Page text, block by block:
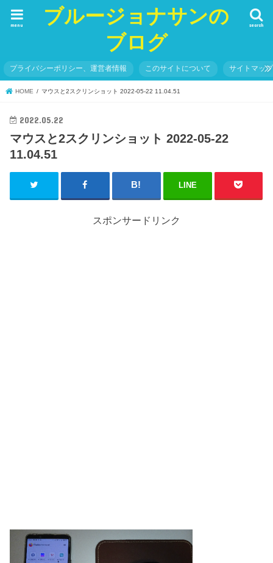
ブルージョナサンの
ブログ
search
menu
プライバシーポリシー、運営者情報 このサイトについて サイトマップ
HOME マウスと2スクリンショット 2022-05-22 11.04.51
2022.05.22
マウスと2スクリンショット 2022-05-22
11.04.51
LINE
スポンサードリンク